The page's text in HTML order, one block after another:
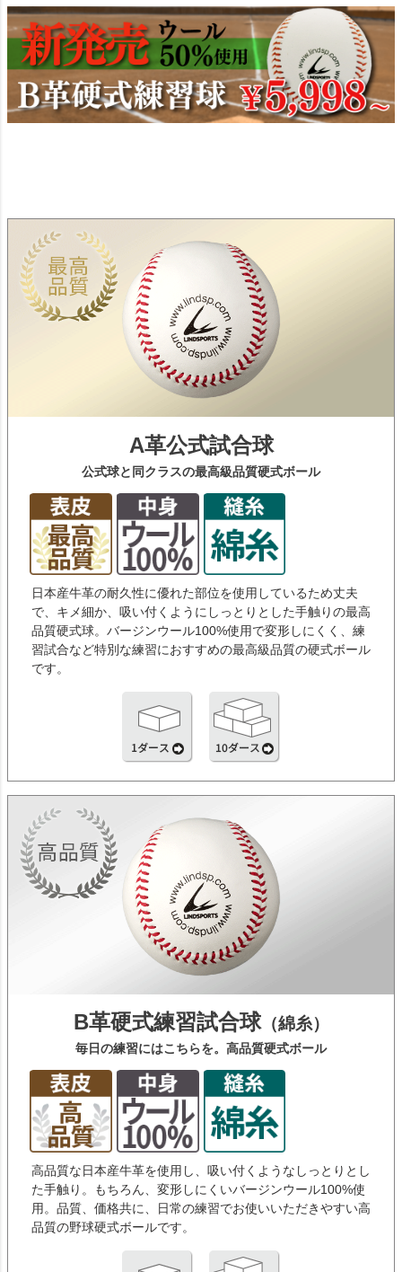
A革公式試合球
公式球と同クラスの最高級品質硬式ボール
日本産牛革の耐久性に優れた部位を使用しているため丈夫
で、キメ細か、吸い付くようにしっとりとした手触りの最高
品質硬式球。バージンウール100%使用で変形しにくく、練
習試合など特別な練習におすすめの最高級品質の硬式ボール
です。
B革硬式練習試合球（綿糸）
毎日の練習にはこちらを。高品質硬式ボール
高品質な日本産牛革を使用し、吸い付くようなしっとりとし
た手触り。もちろん、変形しにくいバージンウール100%使
用。品質、価格共に、日常の練習でお使いいただきやすい高
品質の野球硬式ボールです。